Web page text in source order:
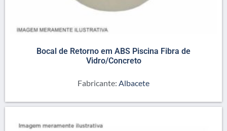
Bocal de Retorno em ABS Piscina Fibra de
Vidro/Concreto
Fabricante: Albacete